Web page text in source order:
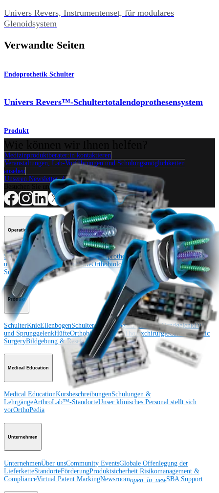
Univers Revers, Instrumentenset, für modulares
Glenoidsystem
Verwandte Seiten
Endoprothetik Schulter
Univers Revers™-Schultertotalendoprothesensystem
Produkt
Medizinproduktberater:in kontaktieren
Veranstaltungen, Lab-Vorführungen und Schulungsmöglichkeiten
ansehen
Unseren Newsletter abonnieren
Besuchen Sie uns
Operationsverfahren
SchulterKnie EllenbogenSchulterendoprothetikHand und HandgelenkFuß
und SprunggelenkTraumaHüfteOrthobiologie
Cardiothoracic
Surgery
Wirbelsäule
Produkt
SchulterKnieEllenbogenSchulterendoprothetikHand und HandgelenkFuß
und SprunggelenkHüfteOrthobiologieHerz-ThoraxchirurgieCardiothoracic
SurgeryBildgebung & Resektion
Medical Education
Medical EducationKursbeschreibungenSchulungen &
LehrgängeArthroLab™-StandorteUnser klinisches Personal stellt sich
vorOrthoPedia
Unternehmen
UnternehmenÜber unsCommunity EventsGlobale Offenlegung der
LieferketteStandorteFörderungProduktsicherheit Risikomanagement &
ComplianceVirtual Patent MarkingNewsroomopen_in_newSBA Support